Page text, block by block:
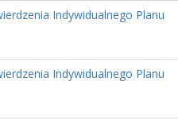
Indywidualnego Planu
Indywidualnego Planu